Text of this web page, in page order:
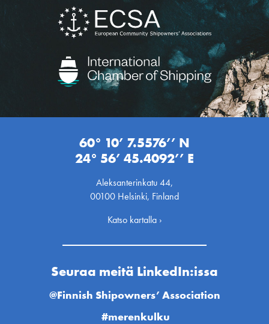
60° 10’ 7.5576’’ N
24° 56’ 45.4092’’ E
Aleksanterinkatu 44,
00100 Helsinki, Finland
Katso kartalla ›
Seuraa meitä LinkedIn:issa
@Finnish Shipowners’ Association
#merenkulku